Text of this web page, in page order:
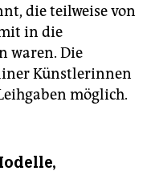
die teilweise von
in die
waren. Die
Künstlerinnen
möglich.